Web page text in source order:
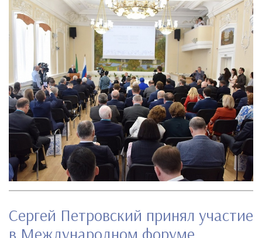
Сергей Петровский принял участие
в Международном форуме